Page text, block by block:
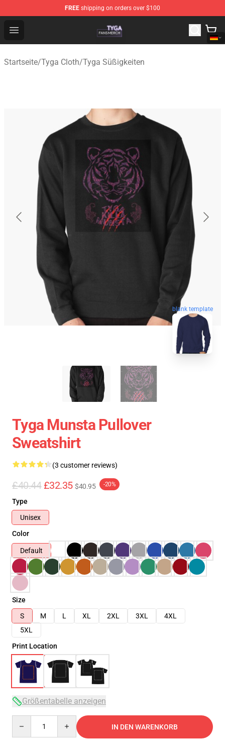
FREE shipping on orders over $100
Open menu
Tyga Shop - Official Tyga Merchandise Store
Startseite/Tyga Cloth/Tyga Süßigkeiten
blank template
Tyga Munsta Pullover
Sweatshirt
(3 customer reviews)
£40.44 £32.35 $40.95 -20%
Type
Unisex
Color
Default
Size
S
M L XL 2XL 3XL
4XL
5XL
Print Location
Größentabelle anzeigen
IN DEN WARENKORB